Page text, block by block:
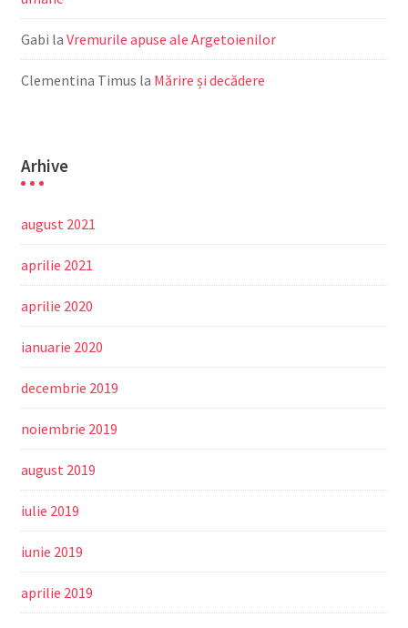
Gabi la Vremurile apuse ale Argetoienilor
Clementina Timus la Mărire și decădere
Arhive
august 2021
aprilie 2021
aprilie 2020
ianuarie 2020
decembrie 2019
noiembrie 2019
august 2019
iulie 2019
iunie 2019
aprilie 2019